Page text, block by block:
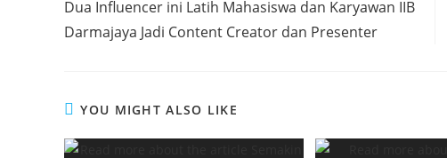
k
r
A
e
n
r
articles
Dua Influencer ini Latih Mahasiswa dan Karyawan IIB
Darmajaya Jadi Content Creator dan Presenter
YOU MIGHT ALSO LIKE